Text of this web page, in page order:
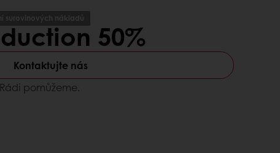
surovinových nákladů
50%
Kontaktujte nás
pomůžeme.